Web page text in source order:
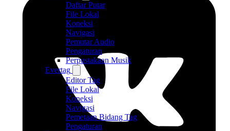
Daftar Putar
File Lokal
Koneksi
Navigasi
Pemutar Audio
Pengaturan
Perpustakaan Musik
Evertag
Editor Tag
File Lokal
Koneksi
Navigasi
Pemetaan Bidang Tag
Pengaturan